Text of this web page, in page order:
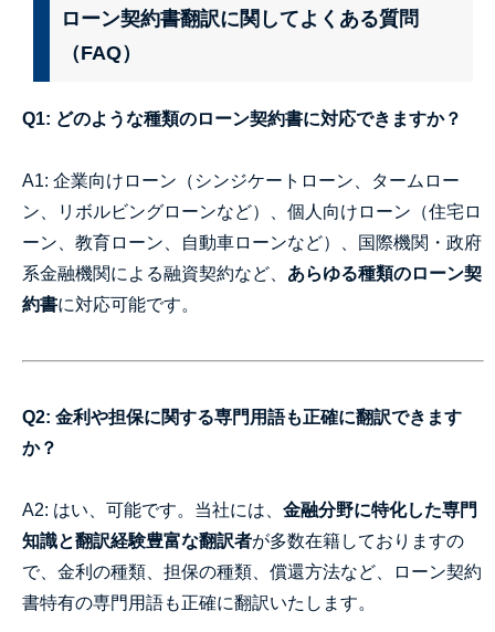
ローン契約書翻訳に関してよくある質問
（FAQ）
Q1: どのような種類のローン契約書に対応できますか？
A1: 企業向けローン（シンジケートローン、タームロー
ン、リボルビングローンなど）、個人向けローン（住宅ロ
ーン、教育ローン、自動車ローンなど）、国際機関・政府
系金融機関による融資契約など、 あらゆる種類のローン契
約書に対応可能です。
Q2: 金利や担保に関する専門用語も正確に翻訳できます
か？
A2: はい、可能です。当社には、 金融分野に特化した専門
知識と翻訳経験豊富な翻訳者が多数在籍しておりますの
で、金利の種類、担保の種類、償還方法など、ローン契約
書特有の専門用語も正確に翻訳いたします。